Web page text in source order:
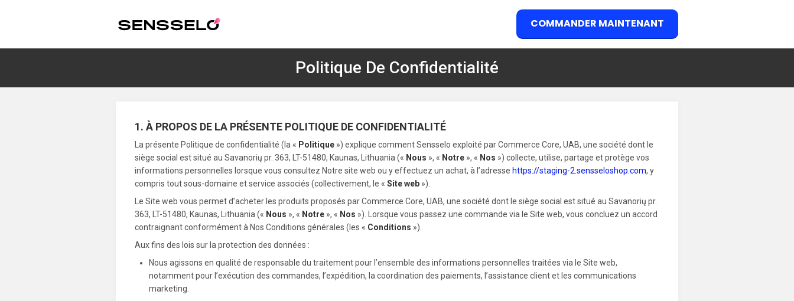
COMMANDER MAINTENANT
Politique De Confidentialité
1. À PROPOS DE LA PRÉSENTE POLITIQUE DE CONFIDENTIALITÉ
La présente Politique de confidentialité (la « Politique ») explique comment Sensselo exploité par Commerce Core, UAB, une société dont le
siège social est situé au Savanorių pr. 363, LT-51480, Kaunas, Lithuania (« Nous », « Notre », « Nos ») collecte, utilise, partage et protège vos
informations personnelles lorsque vous consultez Notre site web ou y effectuez un achat, à l’adresse https://staging-2.sensseloshop.com, y
compris tout sous-domaine et service associés (collectivement, le « Site web »).
Le Site web vous permet d’acheter les produits proposés par Commerce Core, UAB, une société dont le siège social est situé au Savanorių pr.
363, LT-51480, Kaunas, Lithuania (« Nous », « Notre », « Nos »). Lorsque vous passez une commande via le Site web, vous concluez un accord
contraignant conformément à Nos Conditions générales (les « Conditions »).
Aux fins des lois sur la protection des données :
Nous agissons en qualité de responsable du traitement pour l’ensemble des informations personnelles traitées via le Site web,
notamment pour l’exécution des commandes, l’expédition, la coordination des paiements, l’assistance client et les communications
marketing.